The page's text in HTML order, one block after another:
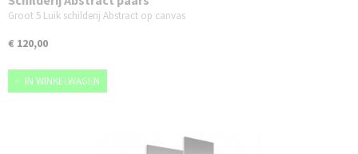
Groot 5 Luik schilderij Abstract op canvas
€ 120,00
IN WINKELWAGEN